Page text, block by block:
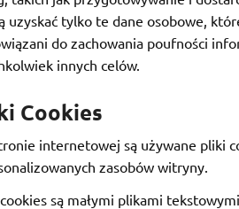
uzyskać tylko te dane osobowe,
do zachowania poufności
innych celów.
Cookies
internetowej są używane pliki
zasobów witryny.
są małymi plikami